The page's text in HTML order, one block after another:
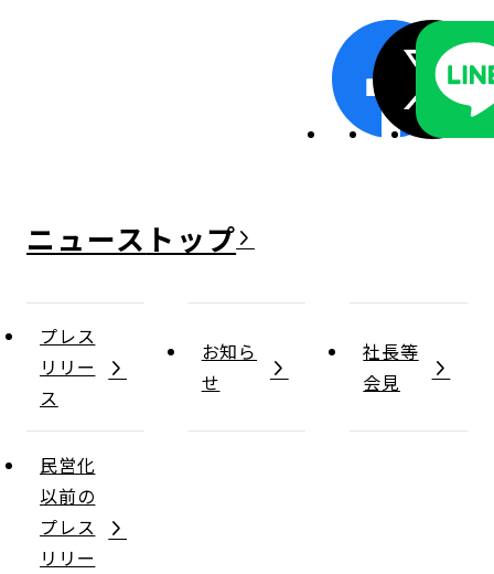
ニュース
プレス
リリー
ス
お知ら
せ
社長等
会見
民営化
以前の
プレス
リリー